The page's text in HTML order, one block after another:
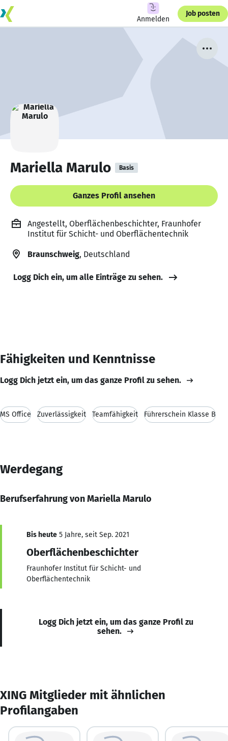
Anmelden
Job posten
Mariella Marulo Basis
Ganzes Profil ansehen
Angestellt, Oberflächenbeschichter, Fraunhofer
Institut für Schicht- und Oberflächentechnik
Braunschweig, Deutschland
Logg Dich ein, um alle Einträge zu sehen.
Fähigkeiten und Kenntnisse
Logg Dich jetzt ein, um das ganze Profil zu sehen.
MS Office Zuverlässigkeit Teamfähigkeit Führerschein Klasse B
Werdegang
Berufserfahrung von Mariella Marulo
Bis heute 5 Jahre, seit Sep. 2021
Oberflächenbeschichter
Fraunhofer Institut für Schicht- und
Oberflächentechnik
Logg Dich jetzt ein, um das ganze Profil zu
sehen.
XING Mitglieder mit ähnlichen
Profilangaben